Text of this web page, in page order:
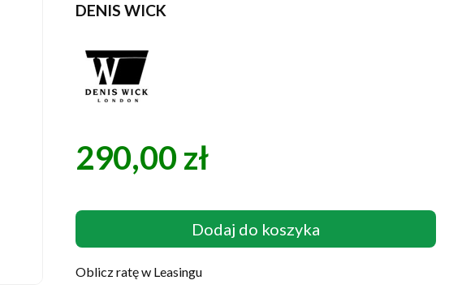
DENIS WICK
Cena
290,00 zł
Dodaj do koszyka
Oblicz ratę w Leasingu